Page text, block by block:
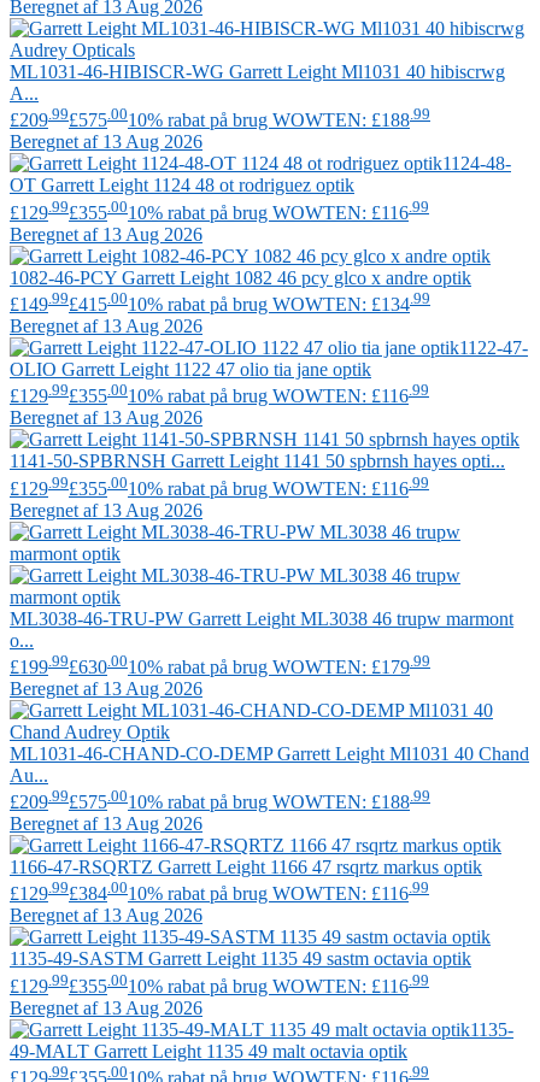
Beregnet af 13 Aug 2026
ML1031-46-HIBISCR-WG Garrett Leight Ml1031 40 hibiscrwg
A...
£209 .99£575 .0010% rabat på brug WOWTEN: £188 .99
Beregnet af 13 Aug 2026
1124-48-
OT Garrett Leight 1124 48 ot rodriguez optik
£129 .99£355 .0010% rabat på brug WOWTEN: £116 .99
Beregnet af 13 Aug 2026
1082-46-PCY Garrett Leight 1082 46 pcy glco x andre optik
£149 .99£415 .0010% rabat på brug WOWTEN: £134 .99
Beregnet af 13 Aug 2026
1122-47-
OLIO Garrett Leight 1122 47 olio tia jane optik
£129 .99£355 .0010% rabat på brug WOWTEN: £116 .99
Beregnet af 13 Aug 2026
1141-50-SPBRNSH Garrett Leight 1141 50 spbrnsh hayes opti...
£129 .99£355 .0010% rabat på brug WOWTEN: £116 .99
Beregnet af 13 Aug 2026
ML3038-46-TRU-PW Garrett Leight ML3038 46 trupw marmont
o...
£199 .99£630 .0010% rabat på brug WOWTEN: £179 .99
Beregnet af 13 Aug 2026
ML1031-46-CHAND-CO-DEMPGarrett Leight Ml1031 40 Chand
Au...
£209 .99£575 .0010% rabat på brug WOWTEN: £188 .99
Beregnet af 13 Aug 2026
1166-47-RSQRTZ Garrett Leight 1166 47 rsqrtz markus optik
£129.99£384.0010% rabat på brug WOWTEN: £116.99
Beregnet af 13 Aug 2026
1135-49-SASTM Garrett Leight1135 49 sastm octavia optik
£129 .99£355 .0010% rabat på brug WOWTEN: £116 .99
Beregnet af 13 Aug 2026
1135-
49-MALT Garrett Leight 1135 49 malt octavia optik
.99 .00 .99